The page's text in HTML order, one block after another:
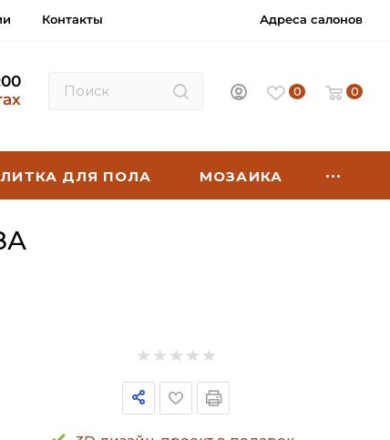
Контакты Адреса салонов
0 0
ДЛЯ ПОЛА МОЗАИКА